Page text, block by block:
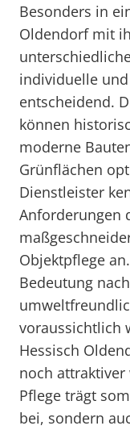
Besonders in
Oldendorf mit
individuelle
entscheidend.
können
moderne
Grünflächen
Dienstleister
Anforderungen
Objektpflege
Bedeutung
voraussichtlich
Hessisch
noch
Pflege trägt
bei, sondern